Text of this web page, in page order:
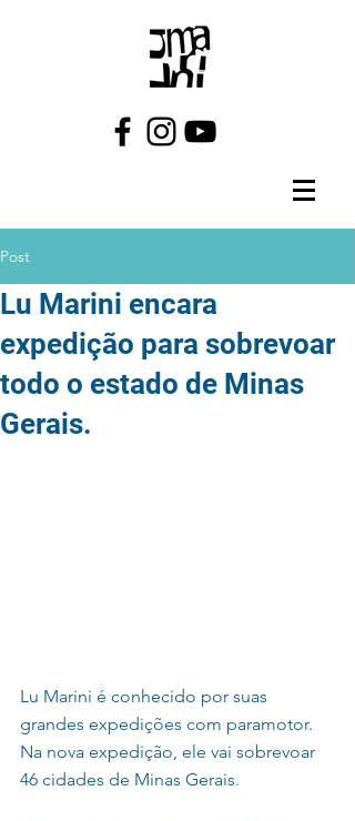
Post
Lu Marini encara
expedição para sobrevoar
todo o estado de Minas
Gerais.
Lu Marini é conhecido por suas
grandes expedições com paramotor.
Na nova expedição, ele vai sobrevoar
46 cidades de Minas Gerais.